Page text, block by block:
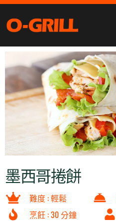
墨西哥捲餅
難度 : 輕鬆
烹飪 : 30 分鐘